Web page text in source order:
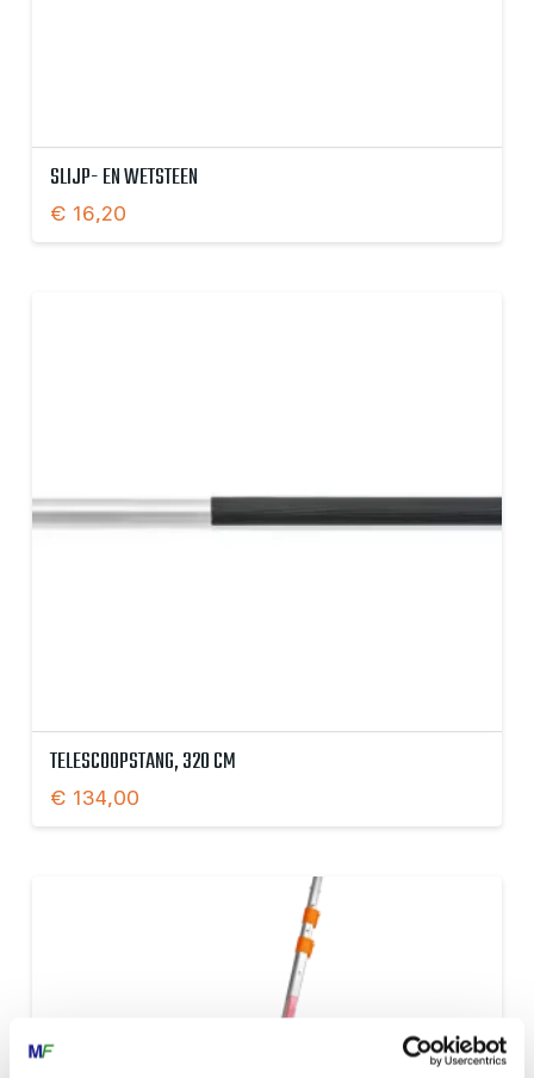
SLIJP- EN WETSTEEN
€ 16,20
TELESCOOPSTANG, 320 CM
€ 134,00